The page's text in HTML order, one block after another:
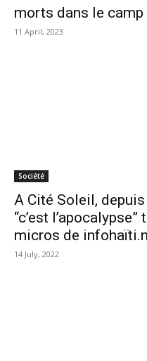
morts dans le
11 April, 2023
Société
A Cité Soleil,
“c’est
micros de
14 July, 2022